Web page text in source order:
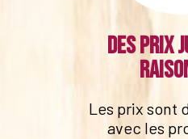
Des prix
Les prix sont
avec les